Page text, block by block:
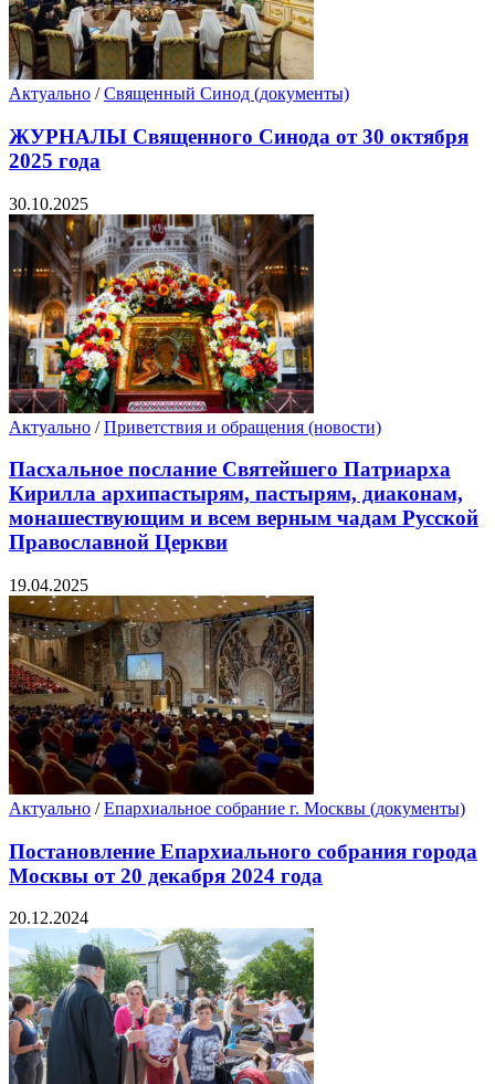
Актуально /Священный Синод (документы)
ЖУРНАЛЫ Священного Синода от 30 октября
2025 года
30.10.2025
Актуально /Приветствия и обращения (новости)
Пасхальное послание Святейшего Патриарха
Кирилла архипастырям, пастырям, диаконам,
монашествующим и всем верным чадам Русской
Православной Церкви
19.04.2025
Актуально /Епархиальное собрание г. Москвы (документы)
Постановление Епархиального собрания города
Москвы от 20 декабря 2024 года
20.12.2024